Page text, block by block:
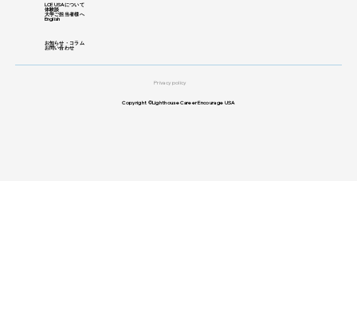
LCE USAについて
体験談
大学ご担当者様へ
English
お知らせ・コラム
お問い合わせ
Privacy policy
Copyright ©Lighthouse Career Encourage USA